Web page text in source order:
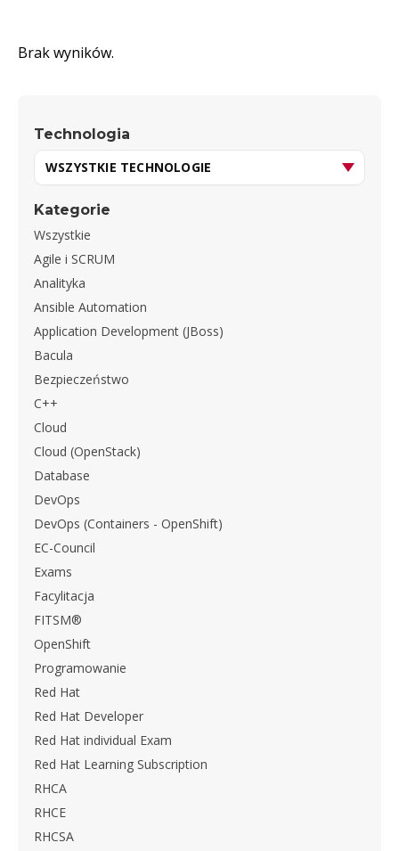
Brak wyników.
Technologia
Kategorie
Wszystkie
Agile i SCRUM
Analityka
Ansible Automation
Application Development (JBoss)
Bacula
Bezpieczeństwo
C++
Cloud
Cloud (OpenStack)
Database
DevOps
DevOps (Containers - OpenShift)
EC-Council
Exams
Facylitacja
FITSM®
OpenShift
Programowanie
Red Hat
Red Hat Developer
Red Hat individual Exam
Red Hat Learning Subscription
RHCA
RHCE
RHCSA